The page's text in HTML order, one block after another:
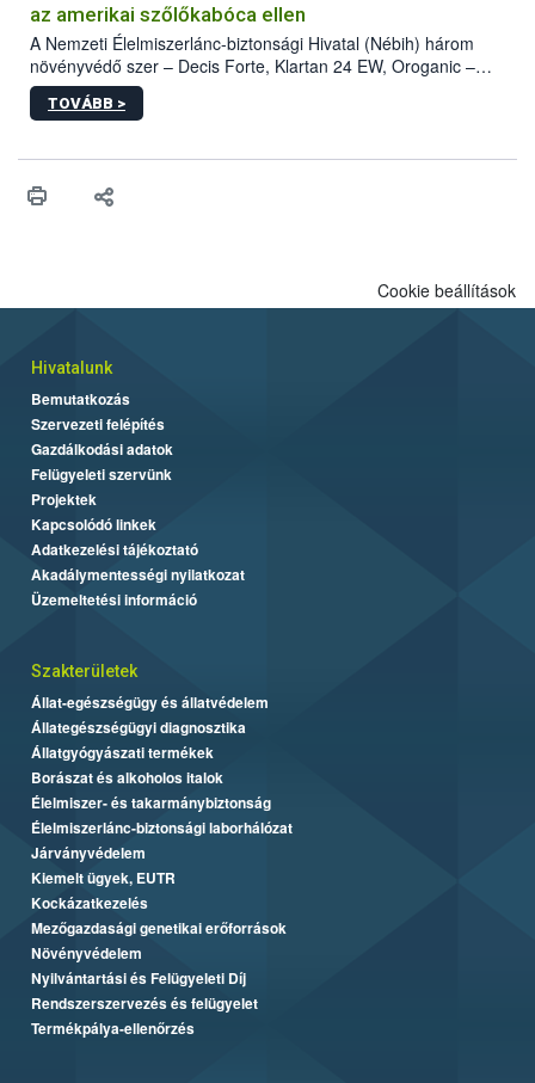
az amerikai szőlőkabóca ellen
A Nemzeti Élelmiszerlánc-biztonsági Hivatal (Nébih) három
növényvédő szer – Decis Forte, Klartan 24 EW, Oroganic –
engedélyokiratát módosította, így azok a szüretet követően,
egészen a vesszőérettség (BBCH 91) stádiumáig
érésű szőlőkben is legyen lehetőség a károsító elleni további
felhasználók számára is elérhető és ökológiai termesztésben is
TOVÁBB >
Cookie beállítások
Hivatalunk
Bemutatkozás
Szervezeti felépítés
Gazdálkodási adatok
Felügyeleti szervünk
Projektek
Kapcsolódó linkek
Adatkezelési tájékoztató
Akadálymentességi nyilatkozat
Üzemeltetési információ
Szakterületek
Állat-egészségügy és állatvédelem
Állategészségügyi diagnosztika
Állatgyógyászati termékek
Borászat és alkoholos italok
Élelmiszer- és takarmánybiztonság
Élelmiszerlánc-biztonsági laborhálózat
Járványvédelem
Kiemelt ügyek, EUTR
Kockázatkezelés
Mezőgazdasági genetikai erőforrások
Növényvédelem
Nyilvántartási és Felügyeleti Díj
Rendszerszervezés és felügyelet
Termékpálya-ellenőrzés